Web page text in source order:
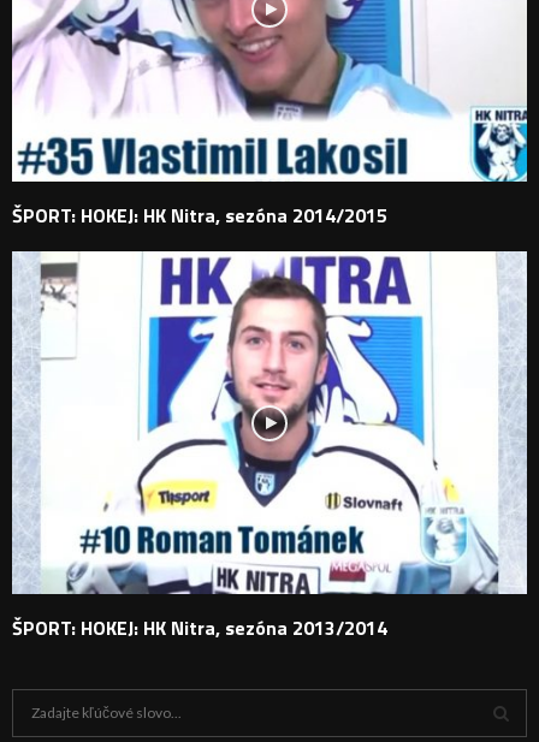
ŠPORT: HOKEJ: HK Nitra, sezóna 2014/2015
ŠPORT: HOKEJ: HK Nitra, sezóna 2013/2014